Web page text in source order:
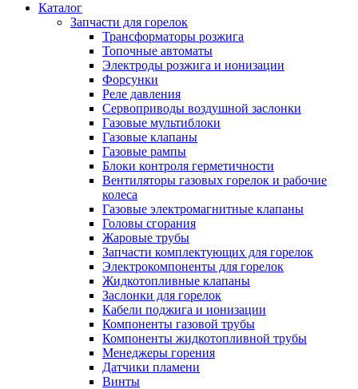
Каталог
Запчасти для горелок
Трансформаторы розжига
Топочные автоматы
Электроды розжига и ионизации
Форсунки
Реле давления
Сервоприводы воздушной заслонки
Газовые мультиблоки
Газовые клапаны
Газовые рампы
Блоки контроля герметичности
Вентиляторы газовых горелок и рабочие
колеса
Газовые электромагнитные клапаны
Головы сгорания
Жаровые трубы
Запчасти комплектующих для горелок
Электрокомпоненты для горелок
Жидкотопливные клапаны
Заслонки для горелок
Кабели поджига и ионизации
Компоненты газовой трубы
Компоненты жидкотопливной трубы
Менеджеры горения
Датчики пламени
Винты